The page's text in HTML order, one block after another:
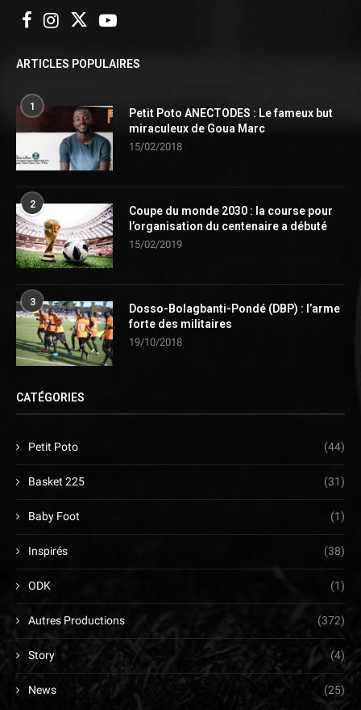
ARTICLES POPULAIRES
1
Petit Poto ANECTODES : Le fameux but
miraculeux de Goua Marc
15/02/2018
2
Coupe du monde 2030 : la course pour
l’organisation du centenaire a débuté
15/02/2019
3
Dosso-Bolagbanti-Pondé (DBP) : l’arme
forte des militaires
19/10/2018
CATÉGORIES
Petit Poto (44)
Basket 225 (31)
Baby Foot (1)
Inspirés (38)
ODK (1)
Autres Productions (372)
Story (4)
News (25)